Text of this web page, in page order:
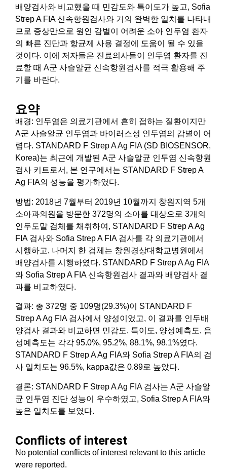
배양검사와 비교했을 때 민감도와 특이도가 높고, Sofia
Strep A FIA 신속항원검사와 거의 완벽한 일치를 나타내
므로 증상만으로 원인 감별이 어려운 소아 인두염 환자
의 빠른 진단과 항균제 사용 결정에 도움이 될 수 있을
것이다. 이에 저자들은 진료의사들이 인두염 환자를 진
료할 때 A군 사슬알균 신속항원검사를 적극 활용해 주
기를 바란다.
요약
배경: 인두염은 의료기관에서 흔히 접하는 질환이지만
A군 사슬알균 인두염과 바이러스성 인두염의 감별이 어
렵다. STANDARD F Strep A Ag FIA (SD BIOSENSOR,
Korea)는 최근에 개발된 A군 사슬알균 인두염 신속항원
검사 키트로서, 본 연구에서는 STANDARD F Strep A
Ag FIA의 성능을 평가하였다.
방법: 2018년 7월부터 2019년 10월까지 창원지역 5개
소아과의원을 방문한 372명의 소아를 대상으로 3개의
인두도말 검체를 채취하여, STANDARD F Strep A Ag
FIA 검사와 Sofia Strep A FIA 검사를 각 의료기관에서
시행하고, 나머지 한 검체는 창원경상대학교병원에서
배양검사를 시행하였다. STANDARD F Strep A Ag FIA
와 Sofia Strep A FIA 신속항원검사 결과와 배양검사 결
과를 비교하였다.
결과: 총 372명 중 109명(29.3%)이 STANDARD F
Strep A Ag FIA 검사에서 양성이었고, 이 결과를 인두배
양검사 결과와 비교하면 민감도, 특이도, 양성예측도, 음
성예측도는 각각 95.0%, 95.2%, 88.1%, 98.1%였다.
STANDARD F Strep A Ag FIA와 Sofia Strep A FIA의 검
사 일치도는 96.5%, kappa값은 0.89로 높았다.
결론: STANDARD F Strep A Ag FIA 검사는 A군 사슬알
균 인두염 진단 성능이 우수하였고, Sofia Strep A FIA와
높은 일치도를 보였다.
Conflicts of interest
No potential conflicts of interest relevant to this article
were reported.